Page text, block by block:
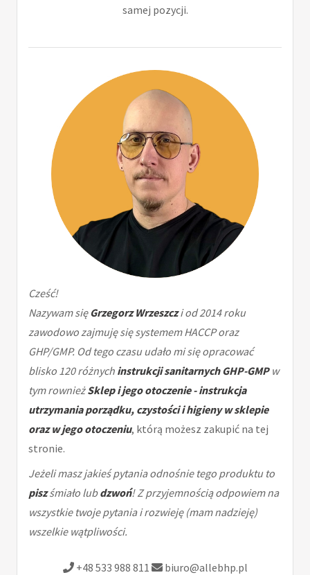
samej pozycji.
Cześć!
Nazywam sięGrzegorz Wrzeszczi od 2014 roku
zawodowo zajmuję się systemem HACCP oraz
GHP/GMP. Od tego czasu udało mi się opracować
blisko 120 różnych instrukcji sanitarnych GHP-GMPw
tym rownieżSklep i jego otoczenie - instrukcja
utrzymania porządku, czystości i higieny w sklepie
oraz w jego otoczeniu, którą możesz zakupić na tej
stronie.
Jeżeli masz jakieś pytania odnośnie tego produktu to
piszśmiało lubdzwoń! Z przyjemnością odpowiem na
wszystkie twoje pytania i rozwieję (mam nadzieję)
wszelkie wątpliwości.
+48 533 988 811 biuro@allebhp.pl